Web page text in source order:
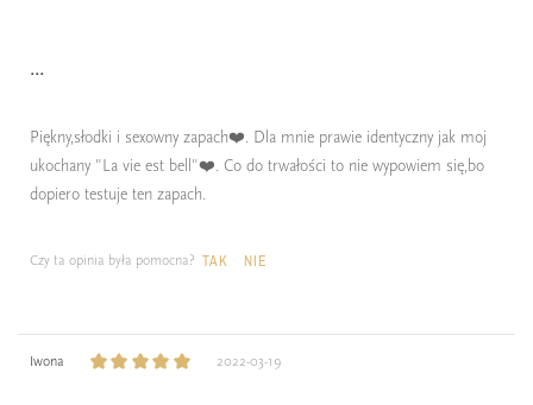
...
Piękny,słodki i sexowny zapach❤️. Dla mnie prawie identyczny jak moj
ukochany "La vie est bell"❤️. Co do trwałości to nie wypowiem się,bo
dopiero testuje ten zapach.
Czy ta opinia była pomocna? TAK NIE
Iwona 2022-03-19